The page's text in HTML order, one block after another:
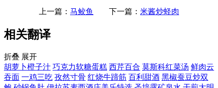
上一篇： 马鲛鱼 下一篇： 米酱炒蛏肉
相关翻译
折叠 展开
胡萝卜橙子汁 巧克力软糖蛋糕 西芹百合 莫斯科红菜汤 鲜肉云
吞面 一鸡三吃 孜然寸骨 红烧牛蹄筋 百利甜酒 黑椒蚕豆炒双